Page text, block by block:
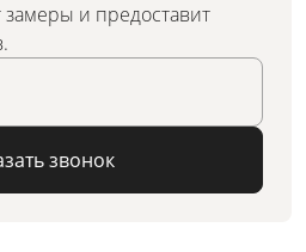
и предоставит
звонок